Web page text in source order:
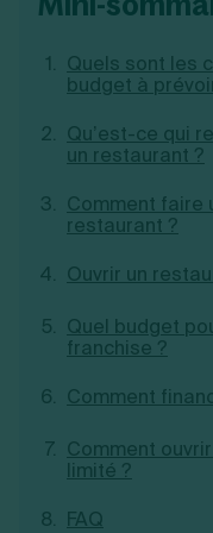
Je souhaite être
Découvrez
Création d'EURL
Création de SARL
Création de SAS
Création de SCI
Création
Ouverture compte
Fermeture d’une
Création
Quels sont les
budget à
Qu’est-ce qui
un restaurant ?
Comment faire
restaurant ?
Ouvrir un
Quel budget
franchise ?
Comment
Comment
limité ?
FAQ